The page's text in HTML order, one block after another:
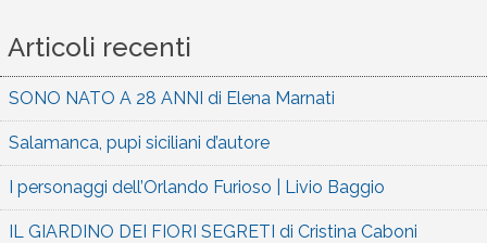
Articoli recenti
SONO NATO A 28 ANNI di Elena Marnati
Salamanca, pupi siciliani d’autore
I personaggi dell’Orlando Furioso | Livio Baggio
IL GIARDINO DEI FIORI SEGRETI di Cristina Caboni